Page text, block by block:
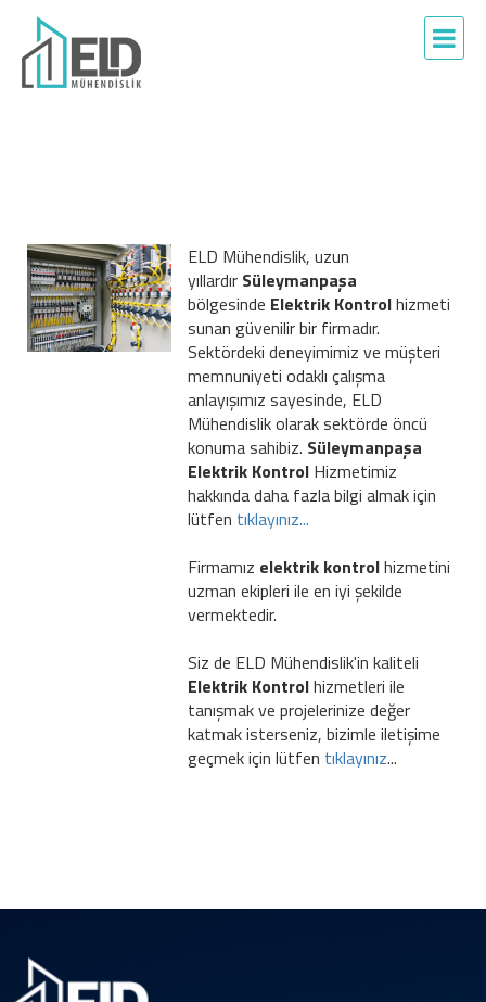
ELD Mühendislik, uzun
yıllardır Süleymanpaşa
bölgesinde Elektrik Kontrolhizmeti
sunan güvenilir bir firmadır.
Sektördeki deneyimimiz ve müşteri
memnuniyeti odaklı çalışma
anlayışımız sayesinde, ELD
Mühendislik olarak sektörde öncü
konuma sahibiz. Süleymanpaşa
Elektrik KontrolHizmetimiz
hakkında daha fazla bilgi almak için
lütfen tıklayınız...
Firmamız elektrik kontrolhizmetini
uzman ekipleri ile en iyi şekilde
vermektedir.
Siz de ELD Mühendislik'in kaliteli
Elektrik Kontrolhizmetleri ile
tanışmak ve projelerinize değer
katmak isterseniz, bizimle iletişime
geçmek için lütfen tıklayınız...